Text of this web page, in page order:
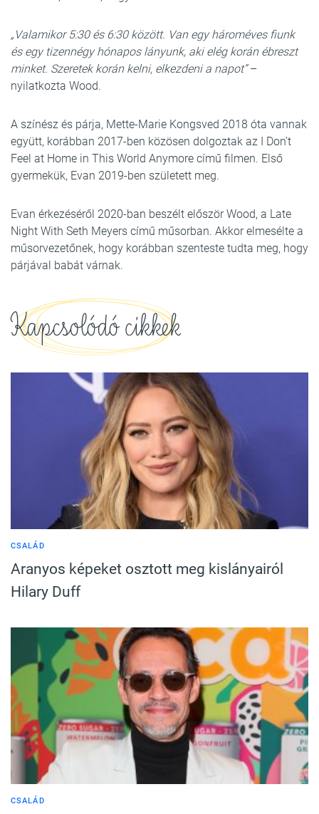
„Valamikor 5:30 és 6:30 között. Van egy hároméves fiunk
és egy tizennégy hónapos lányunk, aki elég korán ébreszt
minket. Szeretek korán kelni, elkezdeni a napot”–
nyilatkozta Wood.
A színész és párja, Mette-Marie Kongsved 2018 óta vannak
együtt, korábban 2017-ben közösen dolgoztak az I Don’t
Feel at Home in This World Anymore című filmen. Első
gyermekük, Evan 2019-ben született meg.
Evan érkezéséről 2020-ban beszélt először Wood, a Late
Night With Seth Meyers című műsorban. Akkor elmesélte a
műsorvezetőnek, hogy korábban szenteste tudta meg, hogy
párjával babát várnak.
Kapcsolódó cikkek
CSALÁD
Aranyos képeket osztott meg kislányairól
Hilary Duff
CSALÁD